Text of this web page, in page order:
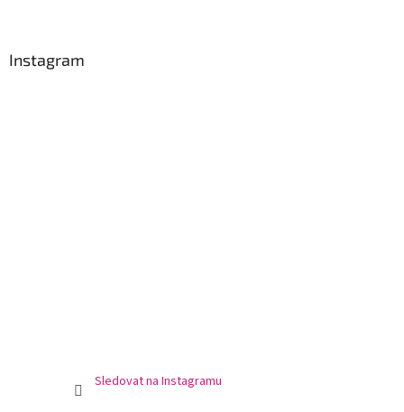
Instagram
Sledovat na Instagramu